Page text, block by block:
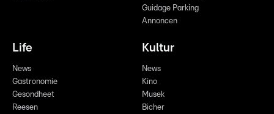
Guidage Parking
Annoncen
Life
News
Gastronomie
Gesondheet
Reesen
Kultur
News
Kino
Musek
Bicher